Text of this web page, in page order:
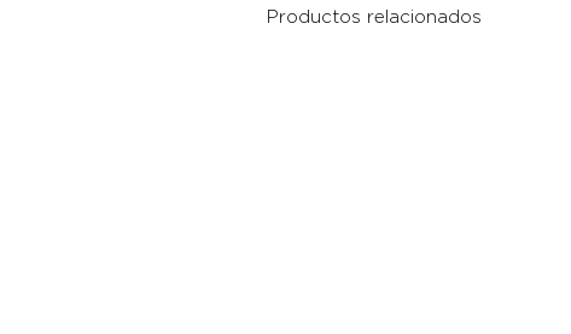
Productos relacionados